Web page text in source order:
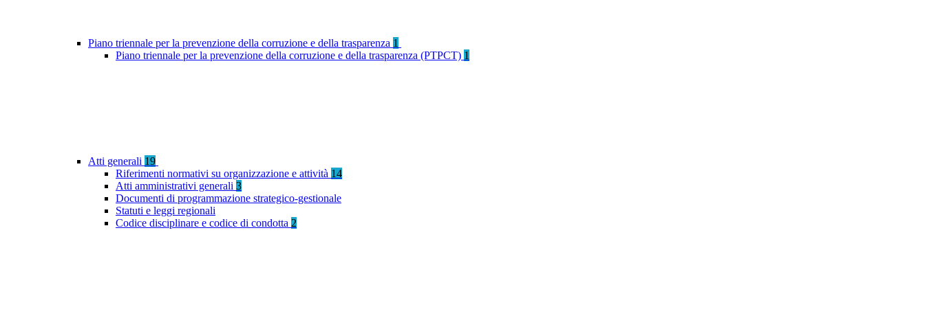
Piano triennale per la prevenzione della corruzione e della trasparenza 1
Piano triennale per la prevenzione della corruzione e della trasparenza (PTPCT) 1
Atti generali 19
Riferimenti normativi su organizzazione e attività 14
Atti amministrativi generali 3
Documenti di programmazione strategico-gestionale
Statuti e leggi regionali
Codice disciplinare e codice di condotta 2